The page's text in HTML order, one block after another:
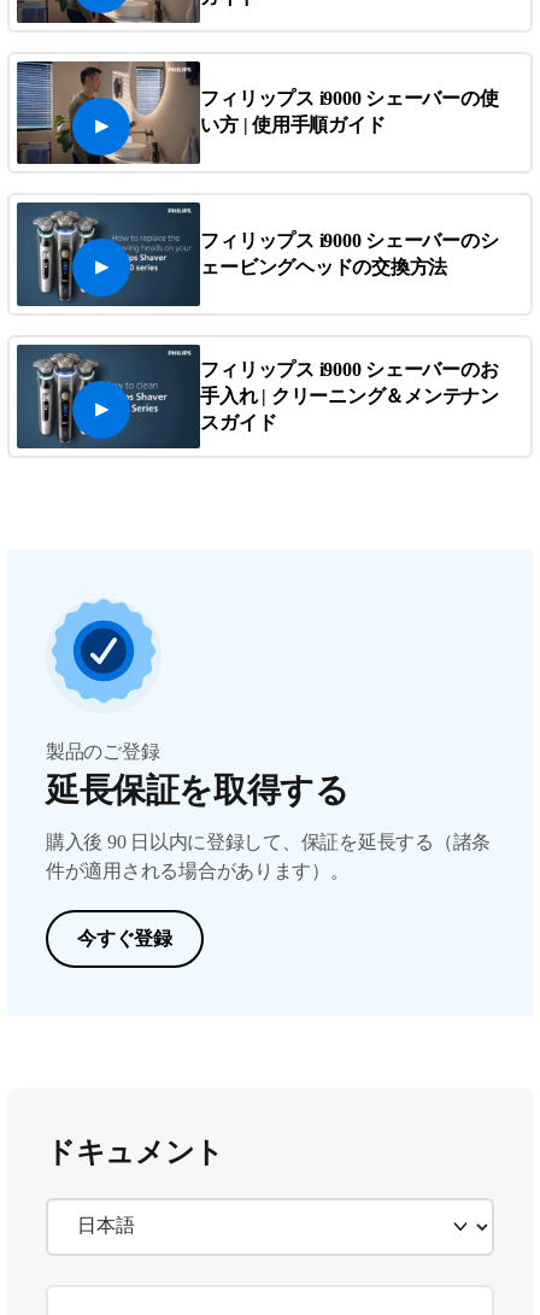
フィリップス i9000 シェーバーの使
い方 | 使用手順ガイド
フィリップス i9000 シェーバーのシ
ェービングヘッドの交換方法
フィリップス i9000 シェーバーのお
手入れ | クリーニング＆メンテナン
スガイド
製品のご登録
延長保証を取得する
購入後 90 日以内に登録して、保証を延長する（諸条
件が適用される場合があります）。
今すぐ登録
ドキュメント